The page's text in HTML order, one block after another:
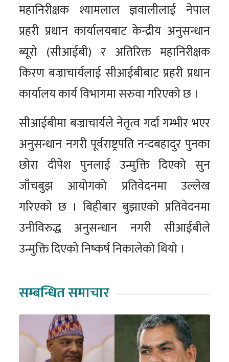
महानिरीक्षक श्यामलाल ज्ञवालीलाई नेपाल
प्रहरी प्रधान कार्यालयबाट केन्द्रीय अनुसन्धान
ब्यूरो (सीआईबी) र अतिरिक्त महानिरीक्षक
किरण बज्राचार्यलाई सीआईबीबाट प्रहरी प्रधान
कार्यालय कार्य विभागमा सरुवा गरिएको छ ।
सीआईबीमा बज्राचार्यले नेतृत्व गर्दा गम्भीर भएर
अनुसन्धान नगरी पूर्वराष्ट्रपति नन्दबहादुर पुनका
छोरा दीपेश पुनलाई उन्मुक्ति दिएको सुन
जाँचबुझ आयोगको प्रतिवेदनमा उल्लेख
गरिएको छ । बिहीबार बुझाएको प्रतिवेदनमा
उनीविरुद्ध अनुसन्धान नगरी सीआईबीले
उन्मुक्ति दिएको निष्कर्ष निकालेको थियो ।
सम्बन्धित समाचार